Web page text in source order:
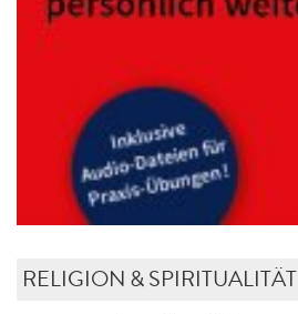
RELIGION & SPIRITUALITÄT